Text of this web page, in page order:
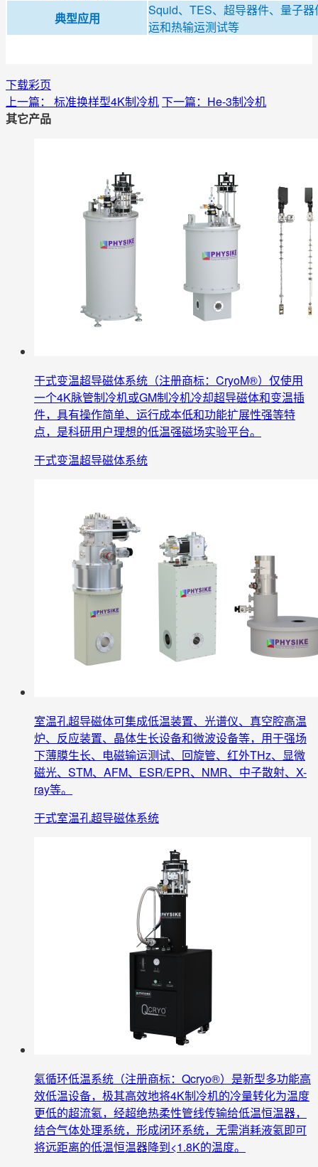
典型应用
Squid、TES、超导器件、量子
运和热输运测试等
下载彩页
上一篇： 标准换样型4K制冷机下一篇：He-3制冷机
其它产品
干式变温超导磁体系统（注册商标：CryoM®）仅使用
一个4K脉管制冷机或GM制冷机冷却超导磁体和变温插
件，具有操作简单、运行成本低和功能扩展性强等特
点，是科研用户理想的低温强磁场实验平台。
干式变温超导磁体系统
室温孔超导磁体可集成低温装置、光谱仪、真空腔高温
炉、反应装置、晶体生长设备和微波设备等，用于强场
下薄膜生长、电磁输运测试、回旋管、红外THz、显微
磁光、STM、AFM、ESR/EPR、NMR、中子散射、X-
ray等。
干式室温孔超导磁体系统
氦循环低温系统（注册商标：Qcryo®）是新型多功能高
效低温设备，极其高效地将4K制冷机的冷量转化为温度
更低的超流氦，经超绝热柔性管线传输给低温恒温器，
结合气体处理系统，形成闭环系统，无需消耗液氦即可
将远距离的低温恒温器降到<1.8K的温度。